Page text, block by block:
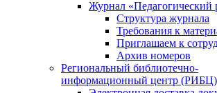
Журнал «Педагогический
Структура журнала
Требования к
Приглашаем к
Архив номеров
Региональный библиотечно-
информационный центр (РИБЦ)